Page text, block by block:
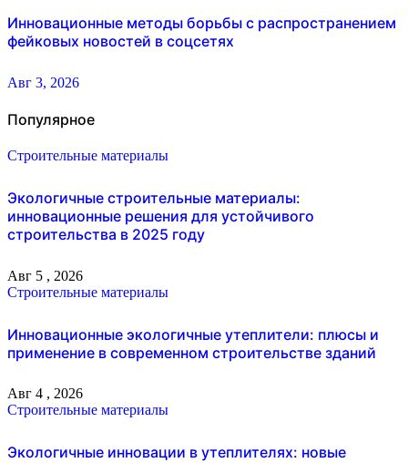
Инновационные методы борьбы с распространением
фейковых новостей в соцсетях
Авг 3, 2026
Популярное
Строительные материалы
Экологичные строительные материалы:
инновационные решения для устойчивого
строительства в 2025 году
Авг 5 , 2026
Строительные материалы
Инновационные экологичные утеплители: плюсы и
применение в современном строительстве зданий
Авг 4 , 2026
Строительные материалы
Экологичные инновации в утеплителях: новые